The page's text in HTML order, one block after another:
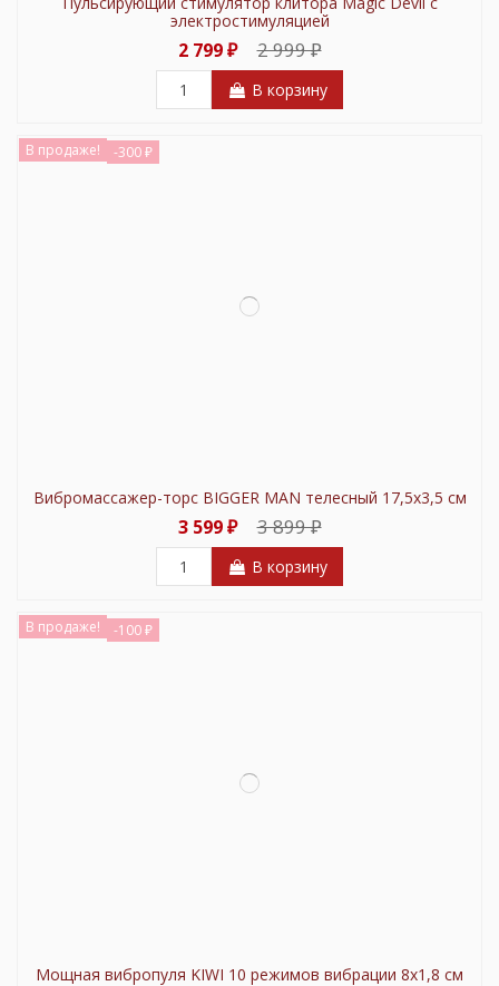
электростимуляцией
2 799 ₽ 2 999 ₽
В корзину
В продаже! -300 ₽
Вибромассажер-торс BIGGER MAN телесный 17,5х3,5 см
3 599 ₽ 3 899 ₽
В корзину
В продаже! -100 ₽
Мощная вибропуля KIWI 10 режимов вибрации 8х1,8 см